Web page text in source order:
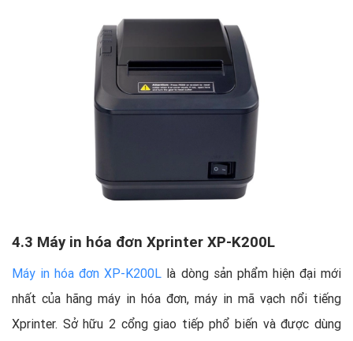
4.3 Máy in hóa đơn Xprinter XP-K200L
Máy in hóa đơn XP-K200L là dòng sản phẩm hiện đại mới
nhất của hãng máy in hóa đơn, máy in mã vạch nổi tiếng
Xprinter. Sở hữu 2 cổng giao tiếp phổ biến và được dùng